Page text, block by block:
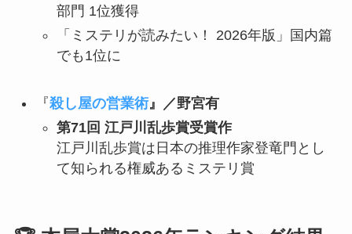
部門 1位獲得
「ミステリが読みたい！ 2026年版」国内篇
でも1位に
『殺し屋の営業術』／野宮有
第71回 江戸川乱歩賞受賞作
江戸川乱歩賞は日本の推理作家登竜門とし
て知られる権威あるミステリ賞